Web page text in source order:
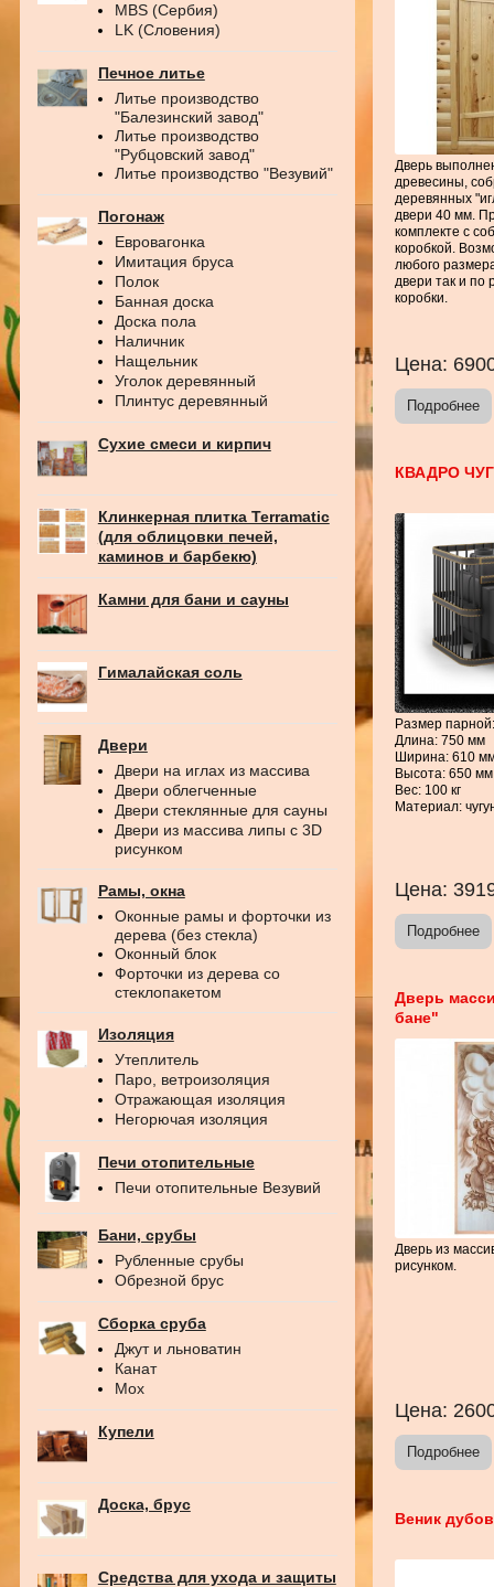
MBS (Сербия)
LK (Словения)
Печное литье
Литье производство
"Балезинский завод"
Литье производство
"Рубцовский завод"
Литье производство "Везувий"
Погонаж
Евровагонка
Имитация бруса
Полок
Банная доска
Доска пола
Наличник
Нащельник
Уголок деревянный
Плинтус деревянный
Сухие смеси и кирпич
Клинкерная плитка Terramatic
(для облицовки печей,
каминов и барбекю)
Камни для бани и сауны
Гималайская соль
Двери
Двери на иглах из массива
Двери облегченные
Двери стеклянные для сауны
Двери из массива липы с 3D
рисунком
Рамы, окна
Оконные рамы и форточки из
дерева (без стекла)
Оконный блок
Форточки из дерева со
стеклопакетом
Изоляция
Утеплитель
Паро, ветроизоляция
Отражающая изоляция
Негорючая изоляция
Печи отопительные
Печи отопительные Везувий
Бани, срубы
Рубленные срубы
Обрезной брус
Сборка сруба
Джут и льноватин
Канат
Мох
Купели
Доска, брус
Средства для ухода и защиты
Дверь
древесины,
деревянных
двери 40 мм.
комплекте с
коробкой.
любого
двери так и по
коробки.
Цена:
Подробнее
КВАДРО
Размер
Длина: 750 мм
Ширина: 610
Высота: 650 мм
Вес: 100 кг
Материал:
Цена:
Подробнее
Дверь
бане"
Дверь из
рисунком.
Цена:
Подробнее
Веник